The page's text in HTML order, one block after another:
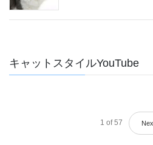
キャットスタイルYouTube
1 of 57